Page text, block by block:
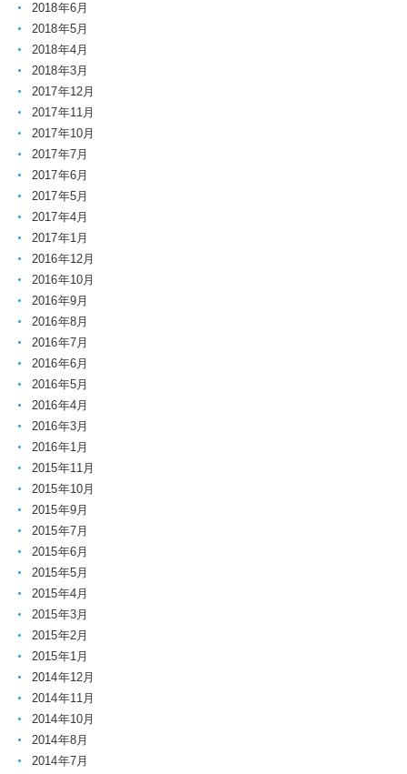
2018年6月
2018年5月
2018年4月
2018年3月
2017年12月
2017年11月
2017年10月
2017年7月
2017年6月
2017年5月
2017年4月
2017年1月
2016年12月
2016年10月
2016年9月
2016年8月
2016年7月
2016年6月
2016年5月
2016年4月
2016年3月
2016年1月
2015年11月
2015年10月
2015年9月
2015年7月
2015年6月
2015年5月
2015年4月
2015年3月
2015年2月
2015年1月
2014年12月
2014年11月
2014年10月
2014年8月
2014年7月